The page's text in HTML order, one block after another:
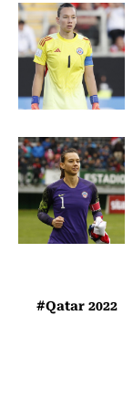
#Qatar 2022